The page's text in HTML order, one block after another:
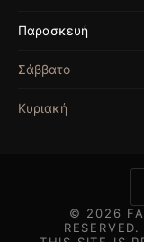
Παρασκευή
Σάββατο
Κυριακή
© 2026